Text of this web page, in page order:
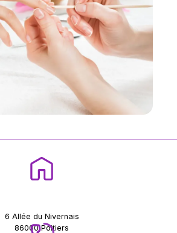
6 Allée du Nivernais
86000 Poitiers